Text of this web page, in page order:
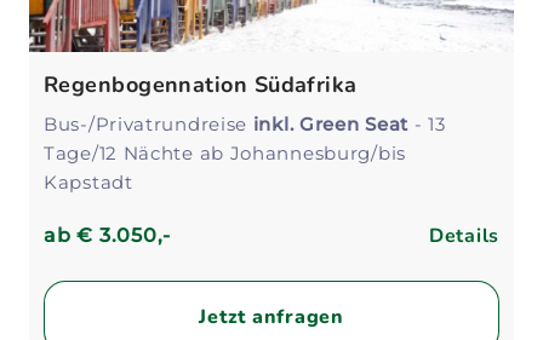
Regenbogennation Südafrika
Bus-/Privatrundreise inkl. Green Seat - 13
Tage/12 Nächte ab Johannesburg/bis
Kapstadt
ab€ 3.050,- Details
Jetzt anfragen